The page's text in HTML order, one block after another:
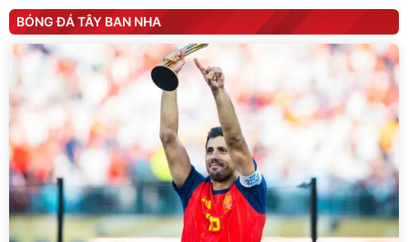
BÓNG ĐÁ TÂY BAN NHA